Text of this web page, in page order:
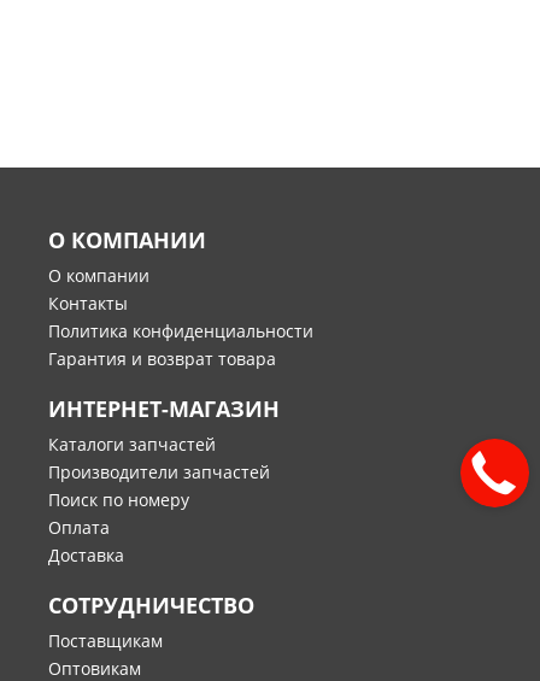
О КОМПАНИИ
О компании
Контакты
Политика конфиденциальности
Гарантия и возврат товара
ИНТЕРНЕТ-МАГАЗИН
Каталоги запчастей
Производители запчастей
Поиск по номеру
Оплата
Доставка
СОТРУДНИЧЕСТВО
Поставщикам
Оптовикам